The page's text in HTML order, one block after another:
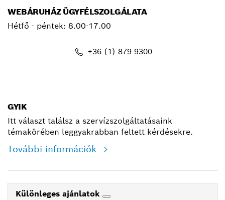
WEBÁRUHÁZ ÜGYFÉLSZOLGÁLATA
Hétfő - péntek: 8.00-17.00
+36 (1) 879 9300
GYIK
Itt választ találsz a szervízszolgáltatásaink
témakörében leggyakrabban feltett kérdésekre.
További információk
Különleges ajánlatok